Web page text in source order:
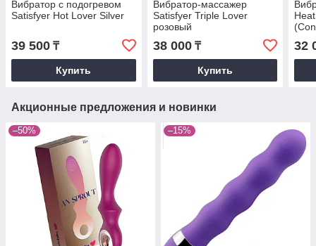
Вибратор с подогревом
Satisfyer Hot Lover Silver
39 500 ₸
Купить
Вибратор-массажер
Satisfyer Triple Lover
розовый
38 000₸
Купить
32
Акционные предложения и новинки
–50% –15%